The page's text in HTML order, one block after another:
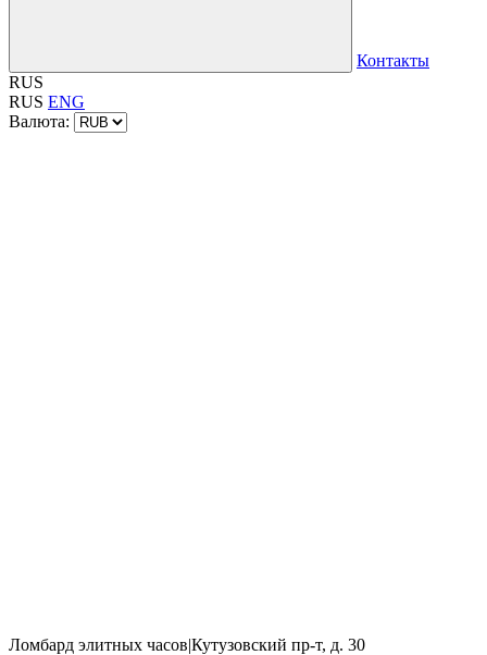
Контакты
RUS
RUS ENG
Валюта:
Ломбард элитных часов|Кутузовский пр-т, д. 30